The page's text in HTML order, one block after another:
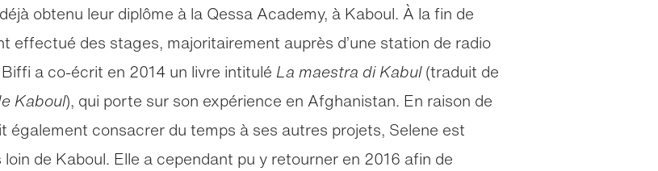
obtenu leur diplôme à la Qessa Academy, à Kaboul. À la fin de
effectué des stages, majoritairement auprès d’une station de radio
a co-écrit en 2014 un livre intitulé La maestra di Kabul(traduit de
Kaboul), qui porte sur son expérience en Afghanistan. En raison de
également consacrer du temps à ses autres projets, Selene est
de Kaboul. Elle a cependant pu y retourner en 2016 afin de